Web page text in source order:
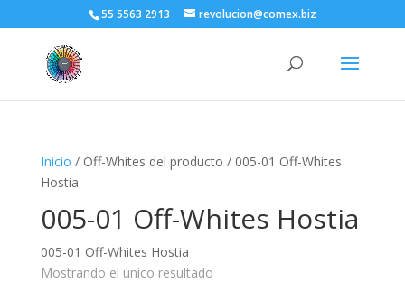
55 5563 2913 revolucion@comex.biz
Inicio / Off-Whites del producto / 005-01 Off-Whites
Hostia
005-01 Off-Whites Hostia
005-01 Off-Whites Hostia
Mostrando el único resultado